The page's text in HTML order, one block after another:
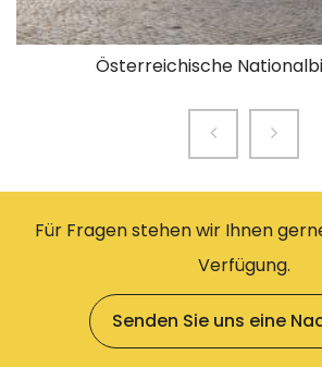
Österreichische
Für Fragen stehen wir Ihnen
Verfügung.
Senden Sie uns eine